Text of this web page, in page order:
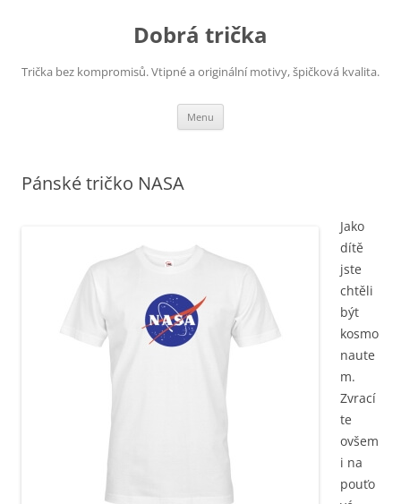
Dobrá trička
Trička bez kompromisů. Vtipné a originální motivy, špičková kvalita.
Menu
Pánské tričko NASA
Jako
dítě
jste
chtěli
být
kosmo
naute
m.
Zvrací
te
ovšem
i na
pouťo